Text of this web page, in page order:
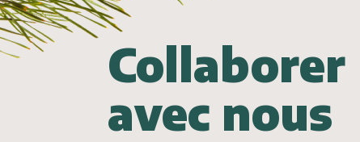
Collaborer
avec nous